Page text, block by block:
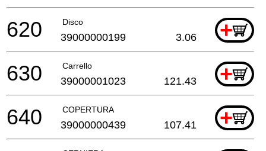
Disco +
620 39000000199 3.06
Carrello +
630 39000001023 121.43
COPERTURA +
640 39000000439 107.41